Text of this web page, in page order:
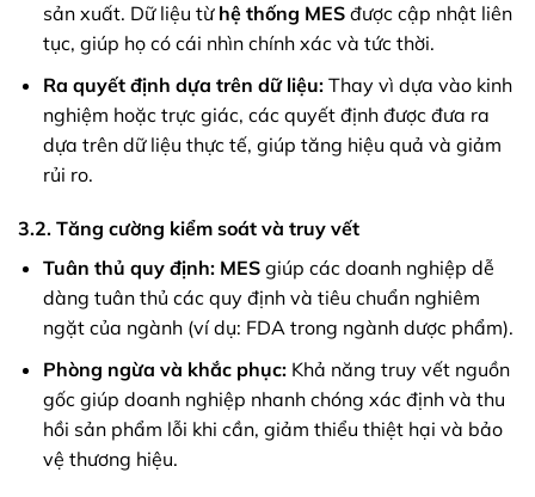
sản xuất. Dữ liệu từ hệ thống MESđược cập nhật liên
tục, giúp họ có cái nhìn chính xác và tức thời.
Ra quyết định dựa trên dữ liệu:Thay vì dựa vào kinh
nghiệm hoặc trực giác, các quyết định được đưa ra
dựa trên dữ liệu thực tế, giúp tăng hiệu quả và giảm
rủi ro.
3.2. Tăng cường kiểm soát và truy vết
Tuân thủ quy định: MESgiúp các doanh nghiệp dễ
dàng tuân thủ các quy định và tiêu chuẩn nghiêm
ngặt của ngành (ví dụ: FDA trong ngành dược phẩm).
Phòng ngừa và khắc phục:Khả năng truy vết nguồn
gốc giúp doanh nghiệp nhanh chóng xác định và thu
hồi sản phẩm lỗi khi cần, giảm thiểu thiệt hại và bảo
vệ thương hiệu.